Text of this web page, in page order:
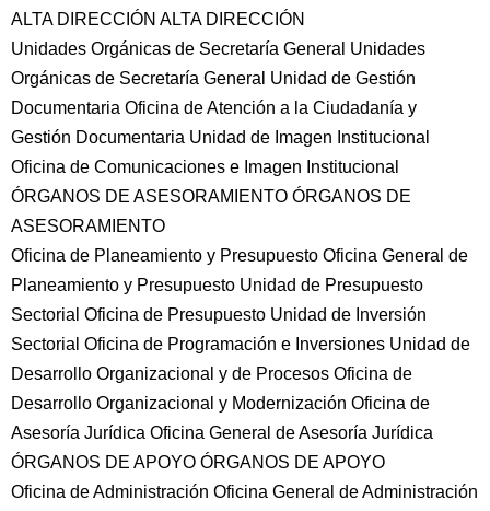
ALTA DIRECCIÓN ALTA DIRECCIÓN
Unidades Orgánicas de Secretaría General Unidades
Orgánicas de Secretaría General Unidad de Gestión
Documentaria Oficina de Atención a la Ciudadanía y
Gestión Documentaria Unidad de Imagen Institucional
Oficina de Comunicaciones e Imagen Institucional
ÓRGANOS DE ASESORAMIENTO ÓRGANOS DE
ASESORAMIENTO
Oficina de Planeamiento y Presupuesto Oficina General de
Planeamiento y Presupuesto Unidad de Presupuesto
Sectorial Oficina de Presupuesto Unidad de Inversión
Sectorial Oficina de Programación e Inversiones Unidad de
Desarrollo Organizacional y de Procesos Oficina de
Desarrollo Organizacional y Modernización Oficina de
Asesoría Jurídica Oficina General de Asesoría Jurídica
ÓRGANOS DE APOYO ÓRGANOS DE APOYO
Oficina de Administración Oficina General de Administración